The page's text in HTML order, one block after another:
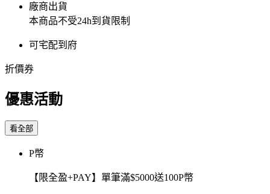
廠商出貨
本商品不受24h到貨限制
可宅配到府
折價券
優惠活動
看全部
P幣
【限全盈+PAY】單筆滿$5000送100P幣